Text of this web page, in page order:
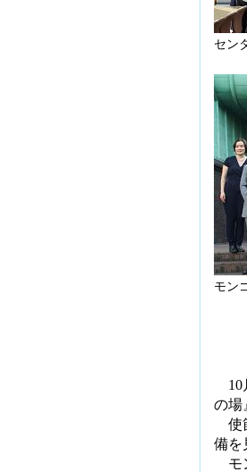
セン
モン
10
の場
使
備を
モ